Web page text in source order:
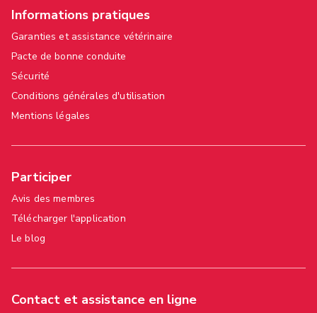
Informations pratiques
Garanties et assistance vétérinaire
Pacte de bonne conduite
Sécurité
Conditions générales d'utilisation
Mentions légales
Participer
Avis des membres
Télécharger l'application
Le blog
Contact et assistance en ligne